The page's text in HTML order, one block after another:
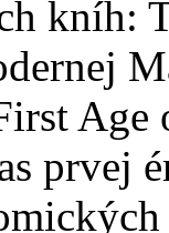
kníh:
prvej